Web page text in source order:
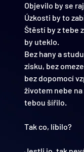
Objevilo by se
Úzkosti by to
Štěstí by z tebe
by uteklo.
Bez hany a
zisku, bez
bez dopomocí
životem nebe na
tebou šířilo.
Tak co, líbilo?